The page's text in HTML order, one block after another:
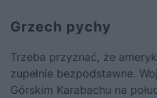
Grzech pychy
Trzeba przyznać, że
zupełnie bezpodstawne.
Górskim Karabachu na